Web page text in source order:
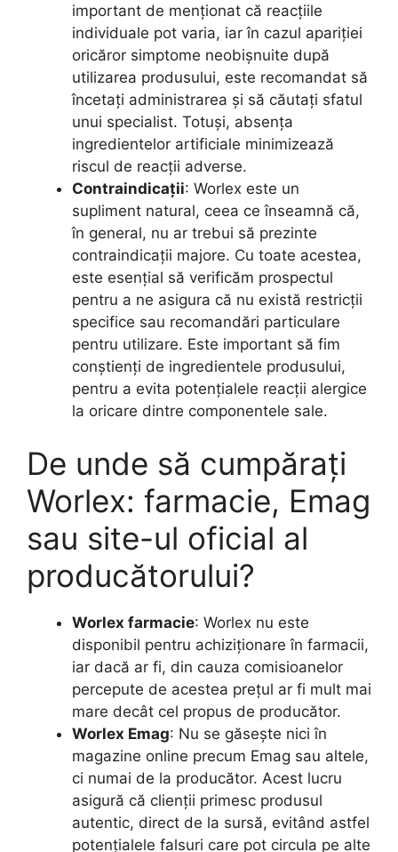
important de menționat că reacțiile
individuale pot varia, iar în cazul apariției
oricăror simptome neobișnuite după
utilizarea produsului, este recomandat să
încetați administrarea și să căutați sfatul
unui specialist. Totuși, absența
ingredientelor artificiale minimizează
riscul de reacții adverse.
Contraindicații: Worlex este un
supliment natural, ceea ce înseamnă că,
în general, nu ar trebui să prezinte
contraindicații majore. Cu toate acestea,
este esențial să verificăm prospectul
pentru a ne asigura că nu există restricții
specifice sau recomandări particulare
pentru utilizare. Este important să fim
conștienți de ingredientele produsului,
pentru a evita potențialele reacții alergice
la oricare dintre componentele sale.
De unde să cumpărați
Worlex: farmacie, Emag
sau site-ul oficial al
producătorului?
Worlex farmacie: Worlex nu este
disponibil pentru achiziționare în farmacii,
iar dacă ar fi, din cauza comisioanelor
percepute de acestea prețul ar fi mult mai
mare decât cel propus de producător.
Worlex Emag: Nu se găsește nici în
magazine online precum Emag sau altele,
ci numai de la producător. Acest lucru
asigură că clienții primesc produsul
autentic, direct de la sursă, evitând astfel
potențialele falsuri care pot circula pe alte